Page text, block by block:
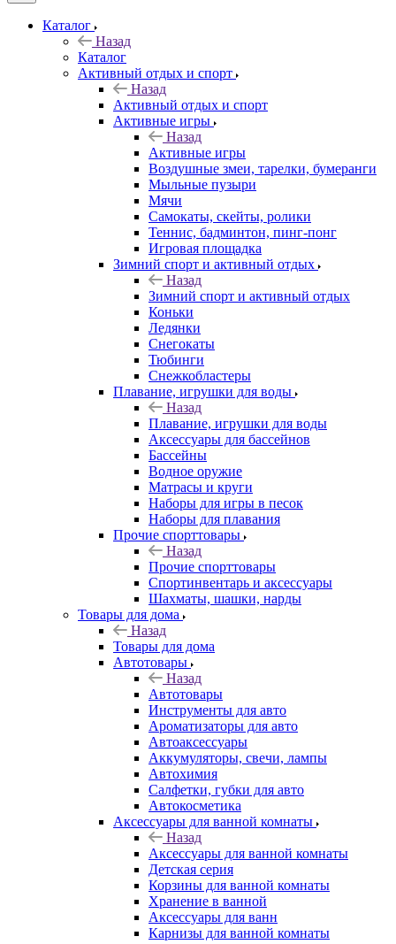
Каталог
Назад
Каталог
Активный отдых и спорт
Назад
Активный отдых и спорт
Активные игры
Назад
Активные игры
Воздушные змеи, тарелки, бумеранги
Мыльные пузыри
Мячи
Самокаты, скейты, ролики
Теннис, бадминтон, пинг-понг
Игровая площадка
Зимний спорт и активный отдых
Назад
Зимний спорт и активный отдых
Коньки
Ледянки
Снегокаты
Тюбинги
Снежкобластеры
Плавание, игрушки для воды
Назад
Плавание, игрушки для воды
Аксессуары для бассейнов
Бассейны
Водное оружие
Матрасы и круги
Наборы для игры в песок
Наборы для плавания
Прочие спорттовары
Назад
Прочие спорттовары
Спортинвентарь и аксессуары
Шахматы, шашки, нарды
Товары для дома
Назад
Товары для дома
Автотовары
Назад
Автотовары
Инструменты для авто
Ароматизаторы для авто
Автоаксессуары
Аккумуляторы, свечи, лампы
Автохимия
Салфетки, губки для авто
Автокосметика
Аксессуары для ванной комнаты
Назад
Аксессуары для ванной комнаты
Детская серия
Корзины для ванной комнаты
Хранение в ванной
Аксессуары для ванн
Карнизы для ванной комнаты